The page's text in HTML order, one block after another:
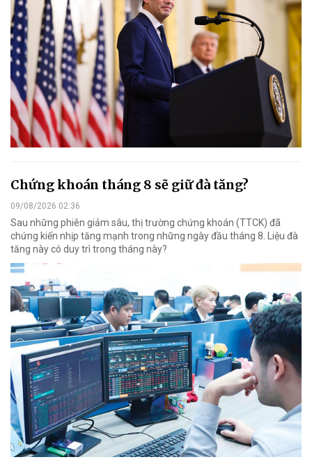
Chứng khoán tháng 8 sẽ giữ đà tăng?
09/08/2026 02:36
Sau những phiên giảm sâu, thị trường chứng khoán (TTCK) đã
chứng kiến nhịp tăng mạnh trong những ngày đầu tháng 8. Liệu đà
tăng này có duy trì trong tháng này?